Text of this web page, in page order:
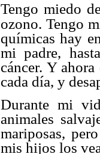
Tengo miedo
ozono. Tengo
químicas hay
mi padre,
cáncer. Y
cada día, y
Durante mi
animales
mariposas,
mis hijos los